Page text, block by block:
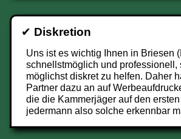
✔ Diskretion
Uns ist es wichtig Ihnen in Briesen
schnellstmöglich und professionell,
möglichst diskret zu helfen. Daher
Partner dazu an auf
die die Kammerjäger auf den
jedermann also solche erkennbar